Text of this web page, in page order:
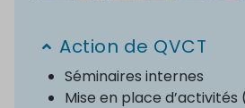
Action de QVCT
Séminaires internes
Mise en place